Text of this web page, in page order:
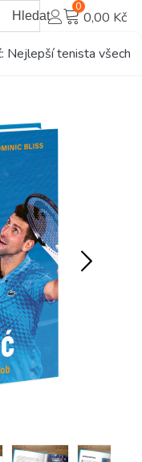
Hledat
0
0,00 Kč
Nejlepší tenista všech